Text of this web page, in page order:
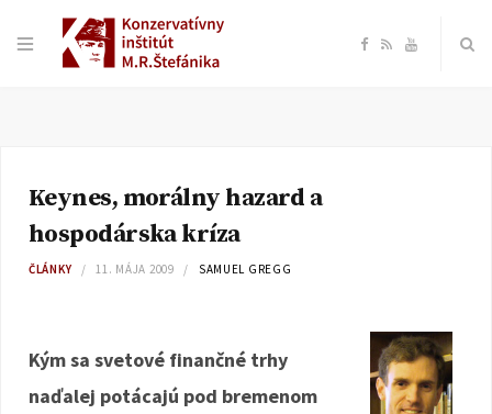
F
o
R Y
e
Keynes, morálny hazard a
hospodárska kríza
ČLÁNKY 11. MÁJA 2009 SAMUEL GREGG
Kým sa svetové finančné trhy
naďalej potácajú pod bremenom